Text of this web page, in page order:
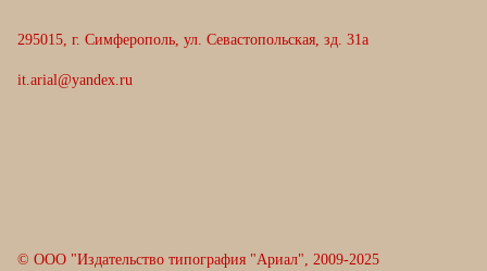
295015, г. Симферополь, ул. Севастопольская, зд. 31а
it.arial@yandex.ru
© ООО "Издательство типография "Ариал", 2009-2025